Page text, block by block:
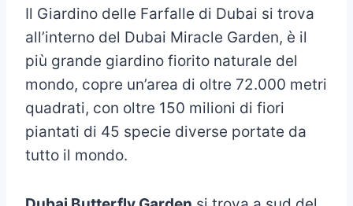
Il Giardino delle Farfalle di Dubai si trova
all’interno del Dubai Miracle Garden, è il
più grande giardino fiorito naturale del
mondo, copre un’area di oltre 72.000 metri
quadrati, con oltre 150 milioni di fiori
piantati di 45 specie diverse portate da
tutto il mondo.